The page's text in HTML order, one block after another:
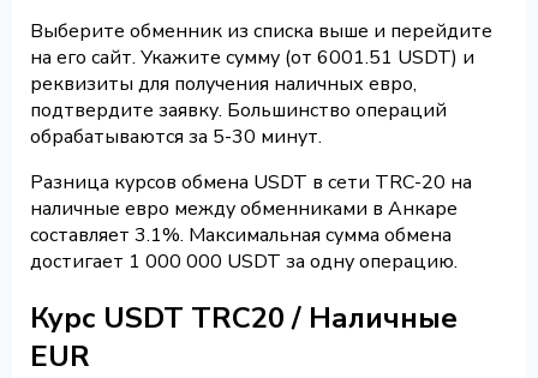
Выберите обменник из списка выше и перейдите
на его сайт. Укажите сумму (от 6001.51 USDT) и
реквизиты для получения наличных евро,
подтвердите заявку. Большинство операций
обрабатываются за 5-30 минут.
Разница курсов обмена USDT в сети TRC-20 на
наличные евро между обменниками в Анкаре
составляет 3.1%. Максимальная сумма обмена
достигает 1 000 000 USDT за одну операцию.
Курс USDT TRC20 / Наличные
EUR